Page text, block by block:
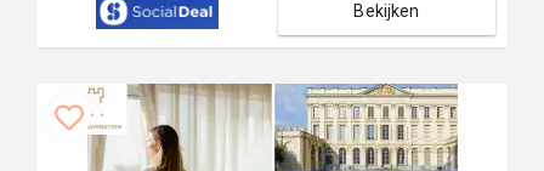
Bekijken